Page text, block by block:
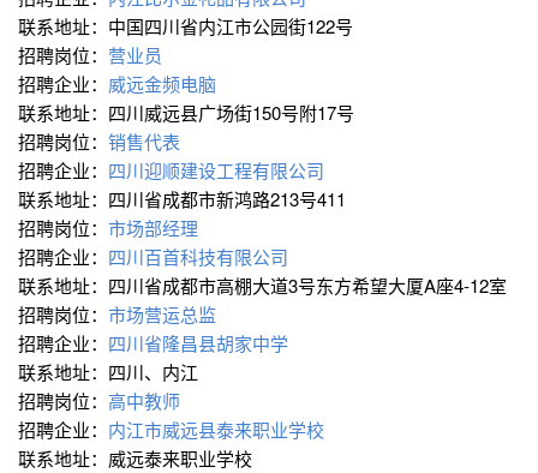
联系地址：中国四川省内江市公园街122号
招聘岗位： 营业员
招聘企业： 威远金频电脑
联系地址：四川威远县广场街150号附17号
招聘岗位： 销售代表
招聘企业： 四川迎顺建设工程有限公司
联系地址：四川省成都市新鸿路213号411
招聘岗位： 市场部经理
招聘企业： 四川百首科技有限公司
联系地址：四川省成都市高棚大道3号东方希望大厦A座4-12室
招聘岗位： 市场营运总监
招聘企业： 四川省隆昌县胡家中学
联系地址：四川、内江
招聘岗位： 高中教师
招聘企业： 内江市威远县泰来职业学校
联系地址：威远泰来职业学校